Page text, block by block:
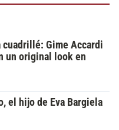
Gime Accardi
un original look en
el hijo de Eva Bargiela